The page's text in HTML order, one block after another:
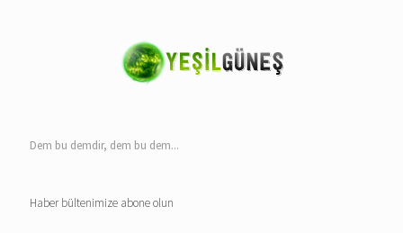
Dem bu demdir, dem bu dem...
Haber bültenimize abone olun